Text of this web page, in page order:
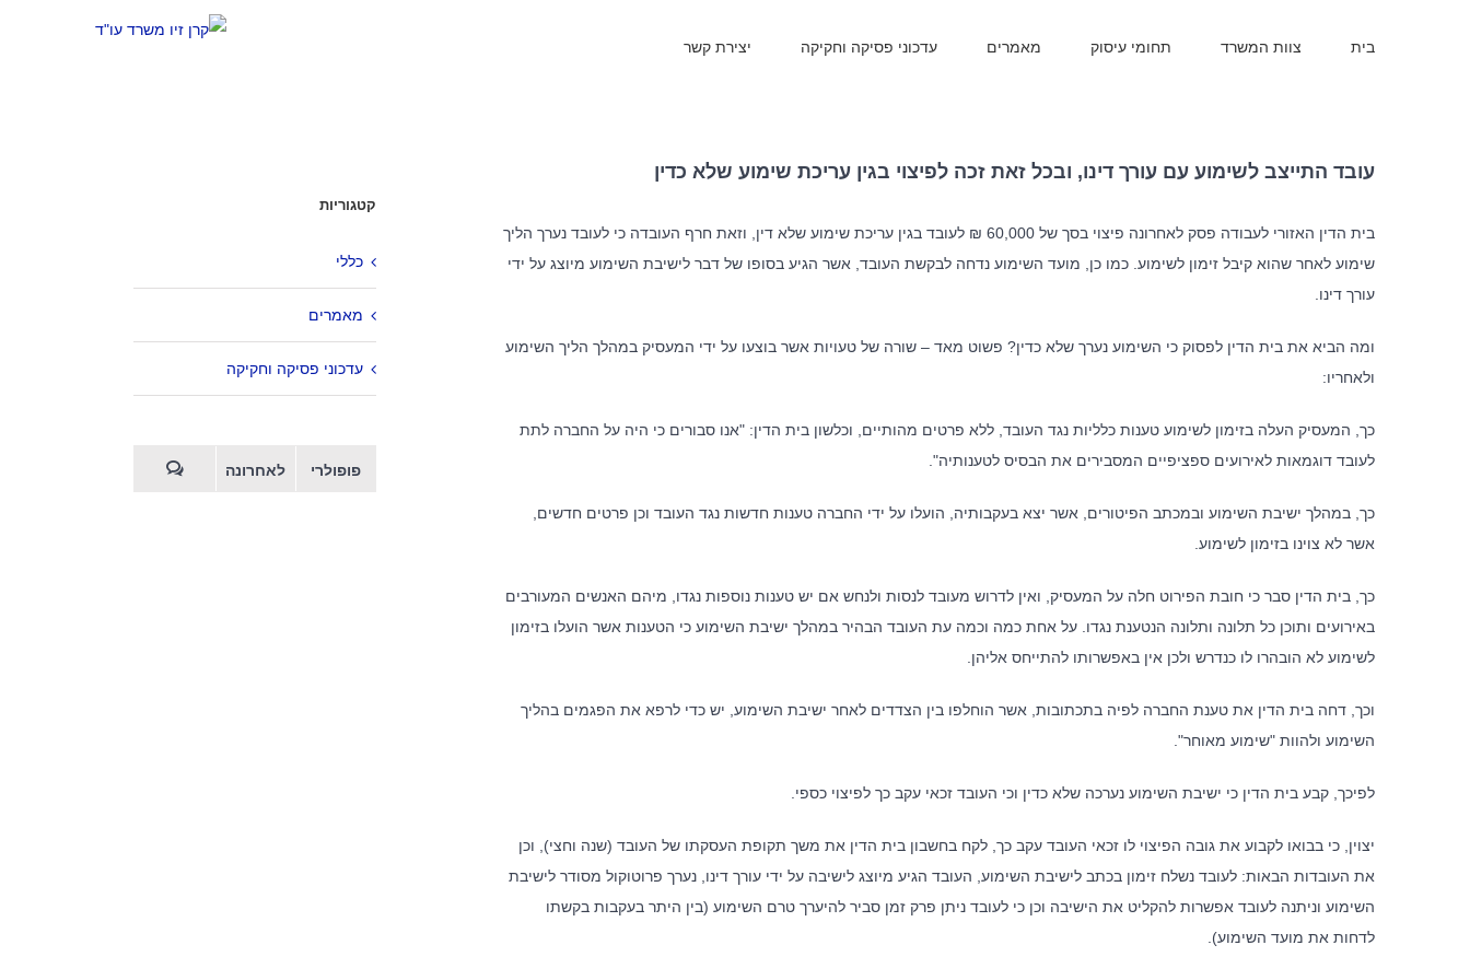
בית צוות המשרד תחומי עיסוק מאמרים עדכוני פסיקה וחקיקה יצירת קשר
עובד התייצב לשימוע עם עורך דינו, ובכל זאת זכה לפיצוי בגין עריכת שימוע שלא כדין
בית הדין האזורי לעבודה פסק לאחרונה פיצוי בסך של 60,000 ₪ לעובד בגין עריכת שימוע שלא דין, וזאת חרף העובדה כי לעובד נערך הליך
שימוע לאחר שהוא קיבל זימון לשימוע. כמו כן, מועד השימוע נדחה לבקשת העובד, אשר הגיע בסופו של דבר לישיבת השימוע מיוצג על ידי
עורך דינו.
ומה הביא את בית הדין לפסוק כי השימוע נערך שלא כדין? פשוט מאד – שורה של טעויות אשר בוצעו על ידי המעסיק במהלך הליך השימוע
ולאחריו:
כך, המעסיק העלה בזימון לשימוע טענות כלליות נגד העובד, ללא פרטים מהותיים, וכלשון בית הדין: "אנו סבורים כי היה על החברה לתת
לעובד דוגמאות לאירועים ספציפיים המסבירים את הבסיס לטענותיה".
כך, במהלך ישיבת השימוע ובמכתב הפיטורים, אשר יצא בעקבותיה, הועלו על ידי החברה טענות חדשות נגד העובד וכן פרטים חדשים,
אשר לא צוינו בזימון לשימוע.
כך, בית הדין סבר כי חובת הפירוט חלה על המעסיק, ואין לדרוש מעובד לנסות ולנחש אם יש טענות נוספות נגדו, מיהם האנשים המעורבים
באירועים ותוכן כל תלונה ותלונה הנטענת נגדו. על אחת כמה וכמה עת העובד הבהיר במהלך ישיבת השימוע כי הטענות אשר הועלו בזימון
לשימוע לא הובהרו לו כנדרש ולכן אין באפשרותו להתייחס אליהן.
וכך, דחה בית הדין את טענת החברה לפיה בתכתובות, אשר הוחלפו בין הצדדים לאחר ישיבת השימוע, יש כדי לרפא את הפגמים בהליך
השימוע ולהוות "שימוע מאוחר".
לפיכך, קבע בית הדין כי ישיבת השימוע נערכה שלא כדין וכי העובד זכאי עקב כך לפיצוי כספי.
יצוין, כי בבואו לקבוע את גובה הפיצוי לו זכאי העובד עקב כך, לקח בחשבון בית הדין את משך תקופת העסקתו של העובד (שנה וחצי), וכן
את העובדות הבאות: לעובד נשלח זימון בכתב לישיבת השימוע, העובד הגיע מיוצג לישיבה על ידי עורך דינו, נערך פרוטוקול מסודר לישיבת
השימוע וניתנה לעובד אפשרות להקליט את הישיבה וכן כי לעובד ניתן פרק זמן סביר להיערך טרם השימוע (בין היתר בעקבות בקשתו
לדחות את מועד השימוע).
קטגוריות
כללי
מאמרים
עדכוני פסיקה וחקיקה
פופולרי לאחרונה
אודות המשרד
לצד מערך השירותים המקצועיים, מציע
מאמרים אחרונים
מלכודת העמלות – מהו השכר הקובע לפנסיה